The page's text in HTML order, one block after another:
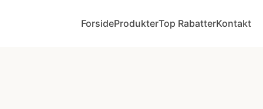
ForsideProdukterTop RabatterKontakt